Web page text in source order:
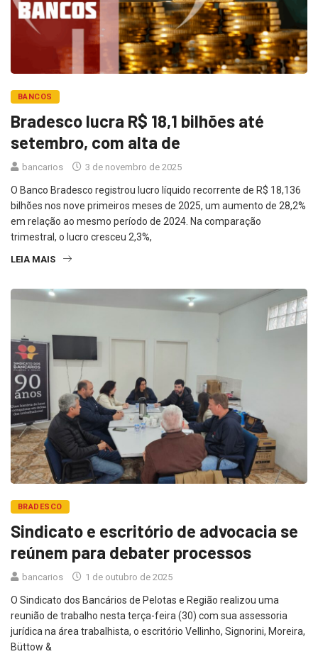
BANCOS
Bradesco lucra R$ 18,1 bilhões até
setembro, com alta de
bancarios 3 de novembro de 2025
O Banco Bradesco registrou lucro líquido recorrente de R$ 18,136
bilhões nos nove primeiros meses de 2025, um aumento de 28,2%
em relação ao mesmo período de 2024. Na comparação
trimestral, o lucro cresceu 2,3%,
LEIA MAIS
BRADESCO
Sindicato e escritório de advocacia se
reúnem para debater processos
bancarios 1 de outubro de 2025
O Sindicato dos Bancários de Pelotas e Região realizou uma
reunião de trabalho nesta terça-feira (30) com sua assessoria
jurídica na área trabalhista, o escritório Vellinho, Signorini, Moreira,
Büttow &